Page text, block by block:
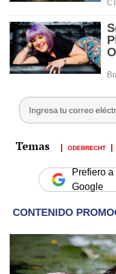
ODEBRECHT
Prefiero
Google